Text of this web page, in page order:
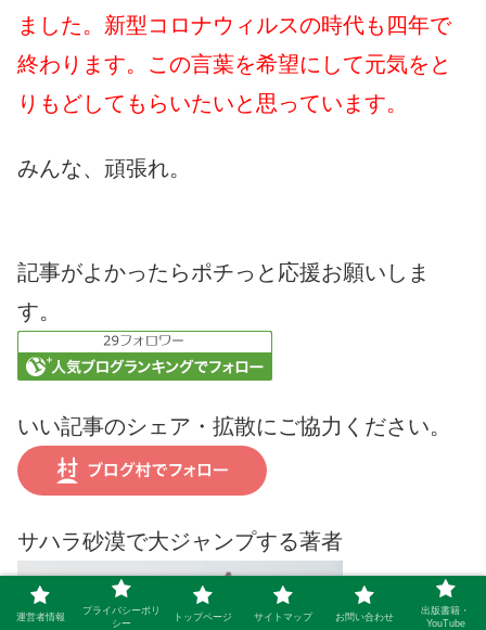
ました。新型コロナウィルスの時代も四年で
終わります。この言葉を希望にして元気をと
りもどしてもらいたいと思っています。
みんな、頑張れ。
記事がよかったらポチっと応援お願いしま
す。
いい記事のシェア・拡散にご協力ください。
サハラ砂漠で大ジャンプする著者
運営者情報
プライバシーポリ
シー
トップページ サイトマップ お問い合わせ
出版書籍・
YouTube